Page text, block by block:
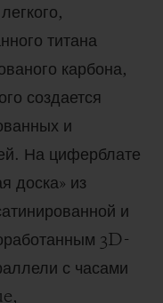
титана
карбона,
создается
и
На циферблате
доска» из
и
3D-
с часами